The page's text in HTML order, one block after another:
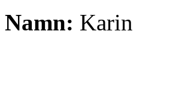
Namn: Karin